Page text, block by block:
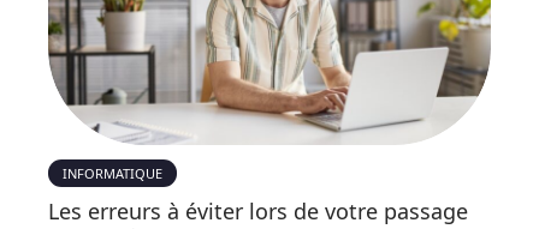
INFORMATIQUE
Les erreurs à éviter lors de votre passage